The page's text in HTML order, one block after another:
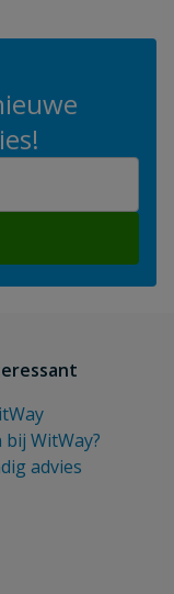
WitWay?
advies